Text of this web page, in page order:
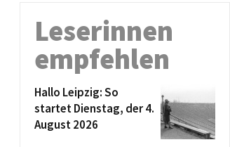
Leserinnen
empfehlen
Hallo Leipzig: So
startet Dienstag, der 4.
August 2026